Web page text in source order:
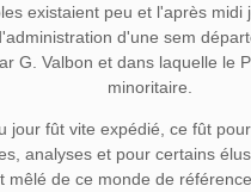
existaient peu et l'après midi
d'une sem
G. Valbon et dans laquelle le
minoritaire.
jour fût vite expédié, ce fût
analyses et pour certains
mêlé de ce monde de